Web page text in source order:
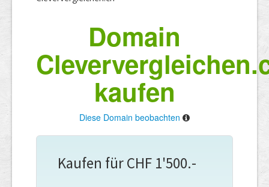
Domain
kaufen
Diese Domain beobachten
Kaufen für CHF 1'500.-